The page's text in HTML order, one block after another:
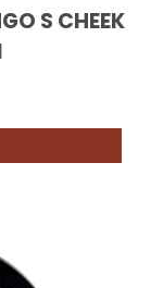
S CHEEK